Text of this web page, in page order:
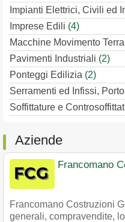
Impianti Elettrici, Civili ed
Imprese Edili (4)
Macchine Movimento Terra
Pavimenti Industriali (2)
Ponteggi Edilizia (2)
Serramenti ed Infissi,
Soffittature e
Aziende
Francomano
Francomano Costruzioni
generali, compravendite,